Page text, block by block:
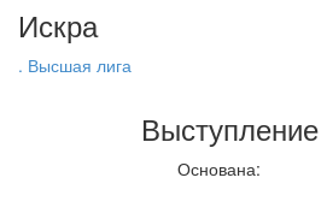
Искра
. Высшая лига
Выступление
Основана: